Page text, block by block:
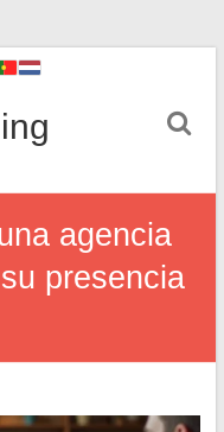
agencia
presencia